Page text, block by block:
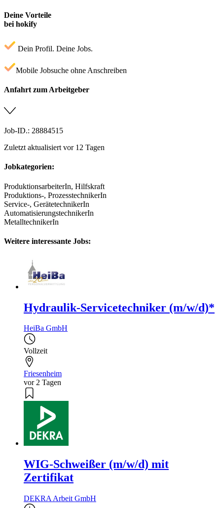
Deine Vorteile
bei hokify
Dein Profil. Deine Jobs.
Mobile Jobsuche ohne Anschreiben
Anfahrt zum Arbeitgeber
Job-ID.: 28884515
Zuletzt aktualisiert vor 12 Tagen
Jobkategorien:
ProduktionsarbeiterIn, Hilfskraft
Produktions-, ProzesstechnikerIn
Service-, GerätetechnikerIn
AutomatisierungstechnikerIn
MetalltechnikerIn
Weitere interessante Jobs:
Hydraulik-Servicetechniker (m/w/d)*
HeiBa GmbH
Vollzeit
Friesenheim
vor 2 Tagen
WIG-Schweißer (m/w/d) mit
Zertifikat
DEKRA Arbeit GmbH